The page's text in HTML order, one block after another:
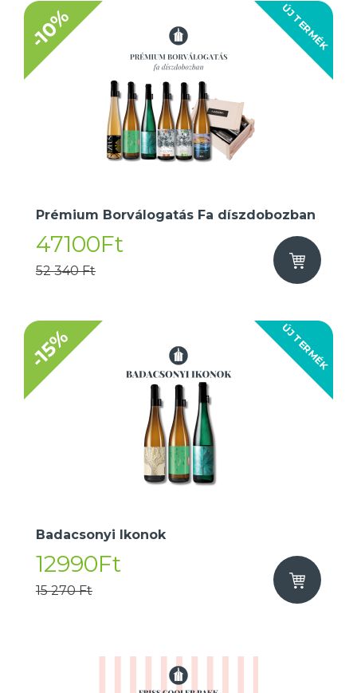
ÚJ TERMÉK
-10%
Prémium Borválogatás Fa díszdobozban
47100Ft
52 340 Ft
ÚJ TERMÉK
-15%
Badacsonyi Ikonok
12990Ft
15 270 Ft